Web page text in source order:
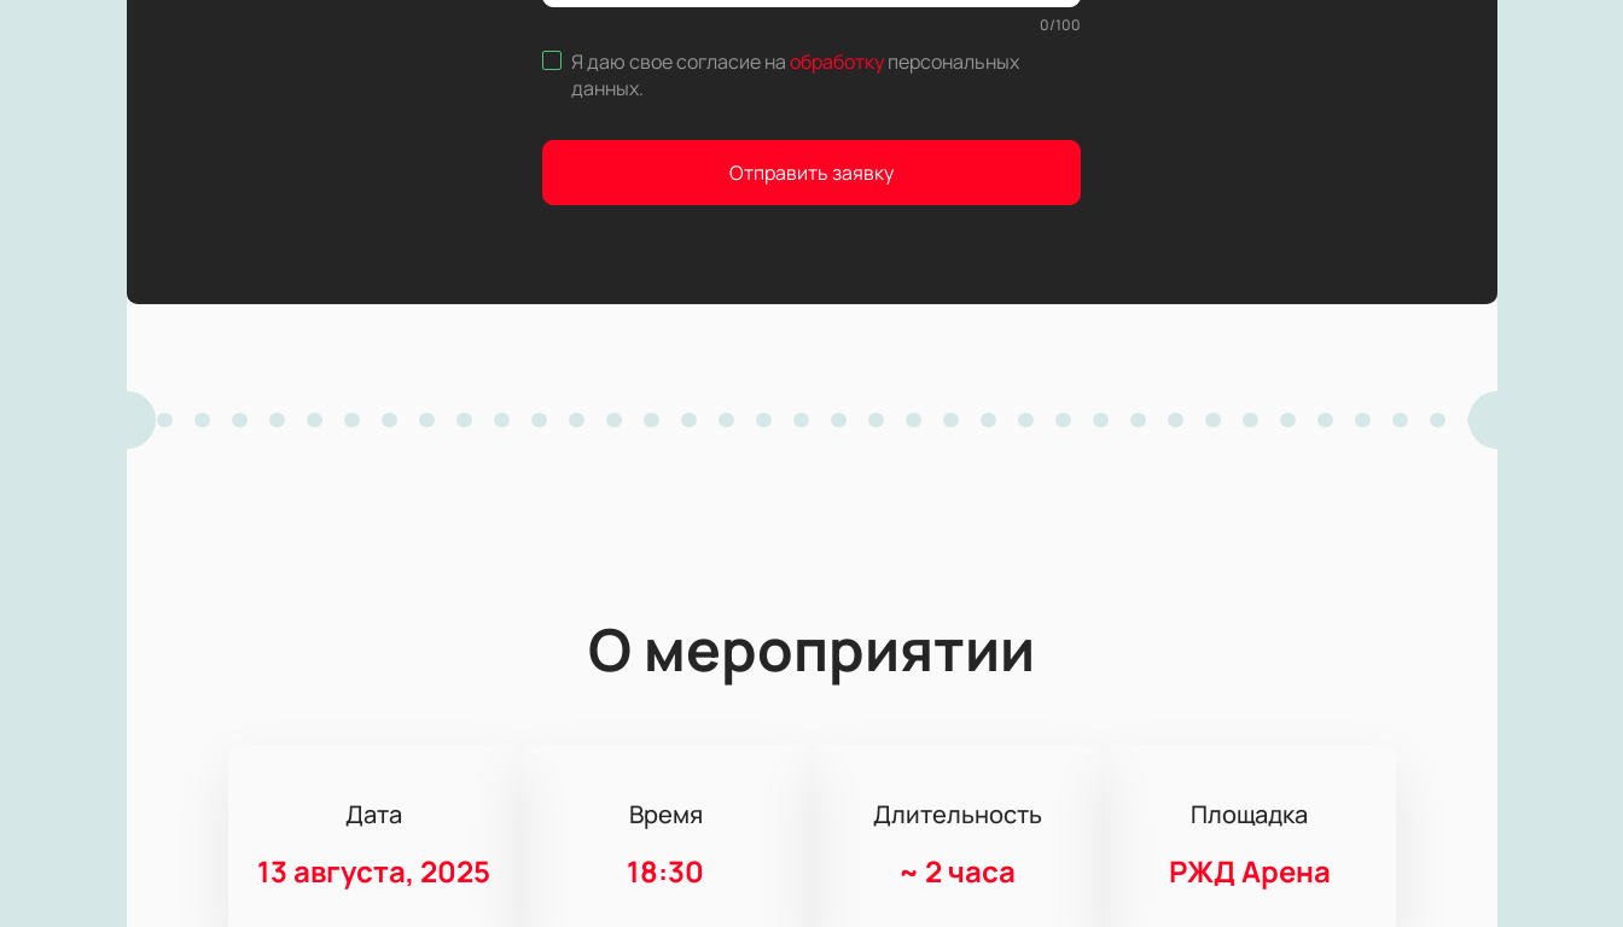
0/100
Я даю свое согласие наобработкуперсональных
данных.
Отправить заявку
О мероприятии
Дата
13 августа, 2025
Время
18:30
Длительность
~ 2 часа
Площадка
РЖД Арена